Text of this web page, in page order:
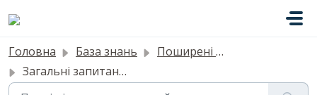
Головна База знань
Поширені запитання
Загальні запитання